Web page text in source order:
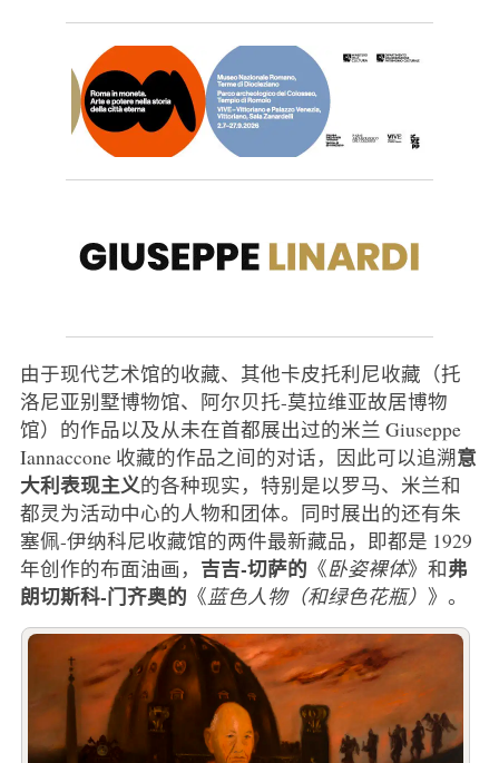
由于现代艺术馆的收藏、其他卡皮托利尼收藏（托
洛尼亚别墅博物馆、阿尔贝托-莫拉维亚故居博物
馆）的作品以及从未在首都展出过的米兰 Giuseppe
Iannaccone 收藏的作品之间的对话，因此可以追溯意
大利表现主义的各种现实，特别是以罗马、米兰和
都灵为活动中心的人物和团体。同时展出的还有朱
塞佩-伊纳科尼收藏馆的两件最新藏品，即都是 1929
年创作的布面油画， 吉吉-切萨的 《卧姿裸体》和弗
朗切斯科-门齐奥的 《蓝色人物（和绿色花瓶） 》。